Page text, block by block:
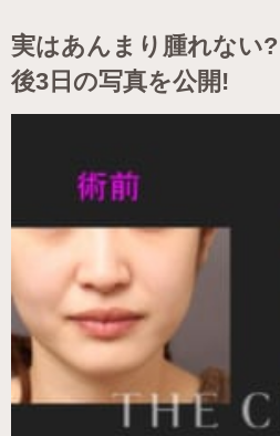
実はあんまり腫れない
後3日の写真を公開!